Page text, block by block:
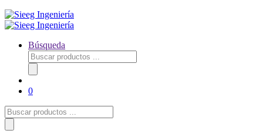
Búsqueda
Búsqueda
de
productos
0
Búsqueda
de
productos